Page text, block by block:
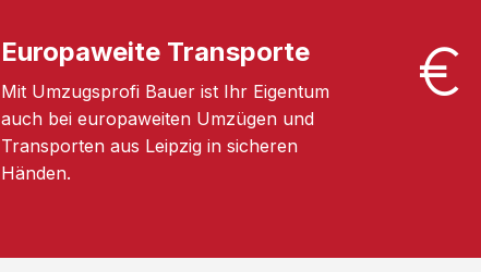
Europaweite Transporte
Mit Umzugsprofi Bauer ist Ihr Eigentum
auch bei europaweiten Umzügen und
Transporten aus Leipzig in sicheren
Händen.